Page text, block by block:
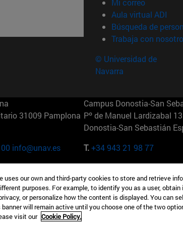
Mi correo
Aula virtual ADI
Búsqueda de
Trabaja con
© Universidad de
Navarra
31009 Pamplona
info@unav.es
Campus Donostia-San
Pº de Manuel Lardizabal
Donostia-San Sebastián
T.+34 943 21 98 77
Águila 3 28023
165 W 57th St 10019-2201
EE.UU
T.+1 646 346 8850
uses our own and third-party cookies to store and retrieve
purposes. For example, to identify you as a user,
or personalize how the content is displayed. You can
will remain active until you choose one of the two
visit our Cookie Policy.